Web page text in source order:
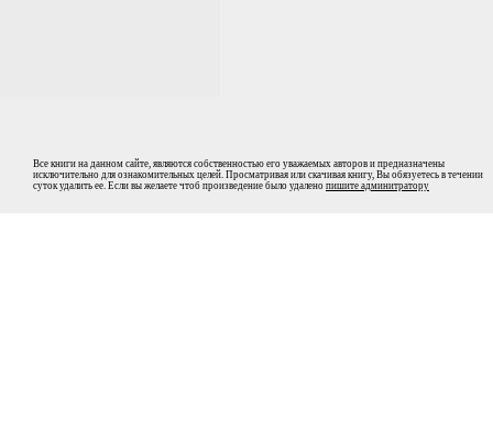
Все книги на данном сайте, являются собственностью его уважаемых авторов и предназначены
исключительно для ознакомительных целей. Просматривая или скачивая книгу, Вы обязуетесь в течении
суток удалить ее. Если вы желаете чтоб произведение было удалено пишите админитратору